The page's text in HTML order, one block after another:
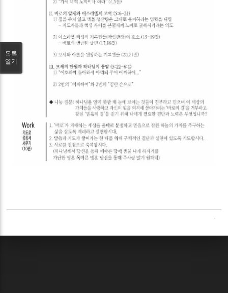
목록
열기